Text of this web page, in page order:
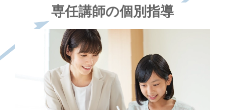
専任講師の個別指導